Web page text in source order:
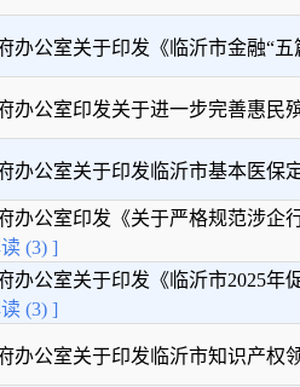
办公室关于印发《临沂市金融“五
办公室印发关于进一步完善惠民
办公室​关于印发临沂市基本医保
办公室印发《关于严格规范涉企
(3) ]
办公室关于印发《临沂市2025年
(3) ]
办公室关于印发临沂市知识产权